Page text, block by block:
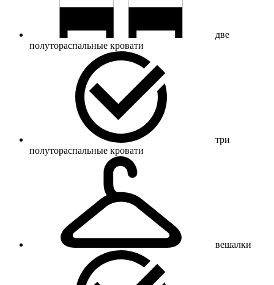
две
полутораспальные кровати
три
полутораспальные кровати
вешалки